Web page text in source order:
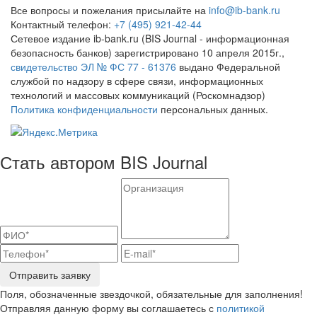
Все вопросы и пожелания присылайте на info@ib-bank.ru
Контактный телефон: +7 (495) 921-42-44
Сетевое издание ib-bank.ru (BIS Journal - информационная
безопасность банков) зарегистрировано 10 апреля 2015г.,
свидетельство ЭЛ № ФС 77 - 61376 выдано Федеральной
службой по надзору в сфере связи, информационных
технологий и массовых коммуникаций (Роскомнадзор)
Политика конфиденциальности персональных данных.
Стать автором BIS Journal
Отправить заявку
Поля, обозначенные звездочкой, обязательные для заполнения!
Отправляя данную форму вы соглашаетесь с политикой